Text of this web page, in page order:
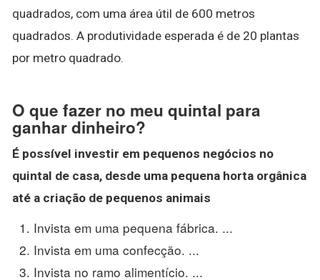
quadrados, com uma área útil de 600 metros
quadrados. A produtividade esperada é de 20 plantas
por metro quadrado.
O que fazer no meu quintal para
ganhar dinheiro?
É possível investir em pequenos negócios no
quintal de casa, desde uma pequena horta orgânica
até a criação de pequenos animais
Invista em uma pequena fábrica. ...
Invista em uma confecção. ...
Invista no ramo alimentício. ...